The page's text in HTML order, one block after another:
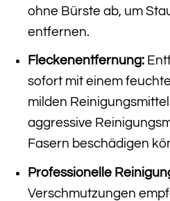
ohne Bürste ab, um
entfernen.
Fleckenentfernung:
sofort mit einem
milden
aggressive
Fasern beschädigen
Professionelle
Verschmutzungen